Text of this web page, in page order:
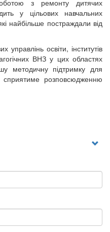
з ремонту дитячих
у цільових навчальних
найбільше постраждали від
управлінь освіти, інститутів
ВНЗ у цих областях
методичну підтримку для
сприятиме розповсюдженню